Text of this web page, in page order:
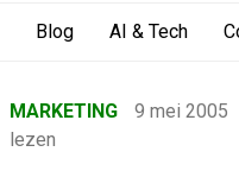
Blog AI & Tech
›MARKETING 9 mei 2005
lezen